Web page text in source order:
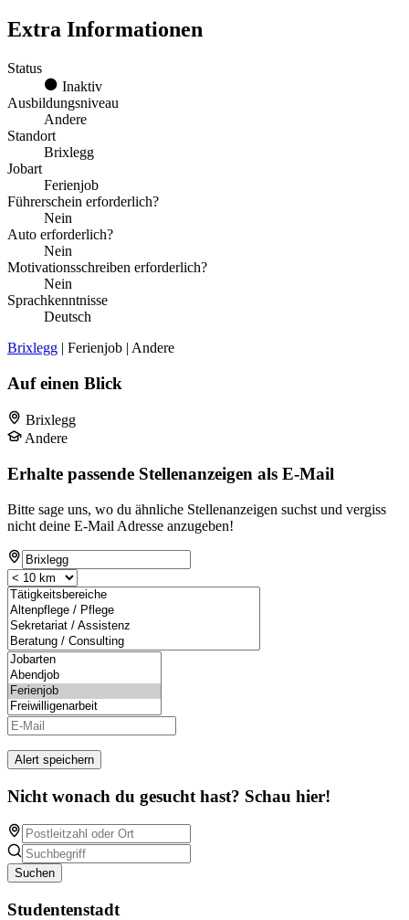
Extra Informationen
Status
Inaktiv
Ausbildungsniveau
Andere
Standort
Brixlegg
Jobart
Ferienjob
Führerschein erforderlich?
Nein
Auto erforderlich?
Nein
Motivationsschreiben erforderlich?
Nein
Sprachkenntnisse
Deutsch
Brixlegg | Ferienjob | Andere
Auf einen Blick
Brixlegg
Andere
Erhalte passende Stellenanzeigen als E-Mail
Bitte sage uns, wo du ähnliche Stellenanzeigen suchst und vergiss
nicht deine E-Mail Adresse anzugeben!
Alert speichern
Nicht wonach du gesucht hast? Schau hier!
Suchen
Studentenstadt